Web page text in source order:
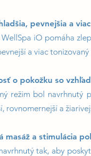
pevnejšia a
iO pomáha
a viac tonizovaný
o pokožku so
režim bol
rovnomernejší a
masáž a stimulácia
tak, aby